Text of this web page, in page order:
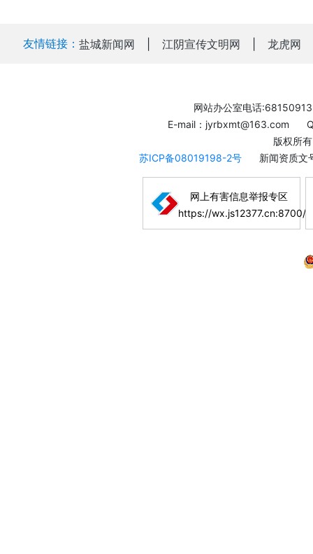
友情链接： 盐城新闻网 江阴宣传文明网 龙虎网
网站办公室电话:68150913
E-mail：jyrbxmt@163.com
版权所
苏ICP备08019198-2号
新闻资质
网上有害信息举报专区
https://wx.js12377.cn:8700/